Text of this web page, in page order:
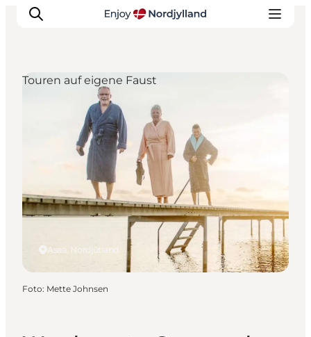
Erlebnisse
Reiseplanung
Destinationen
Veranstaltungen
Für Kinder
Asaa, Nordjütland
Touren auf eigene Faust
Foto: Mette Johnsen